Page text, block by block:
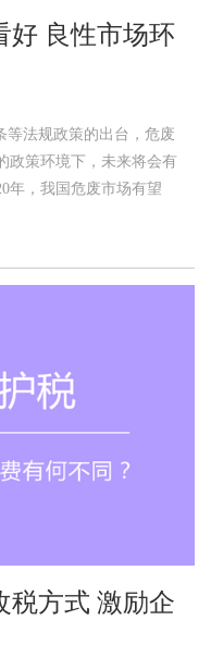
好 良性市场环
法规政策的出台，危废
政策环境下，未来将会有
年，我国危废市场有望
税方式 激励企